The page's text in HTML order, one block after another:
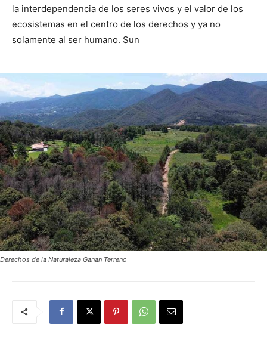
la interdependencia de los seres vivos y el valor de los
ecosistemas en el centro de los derechos y ya no
solamente al ser humano. Sun
Derechos de la Naturaleza Ganan Terreno